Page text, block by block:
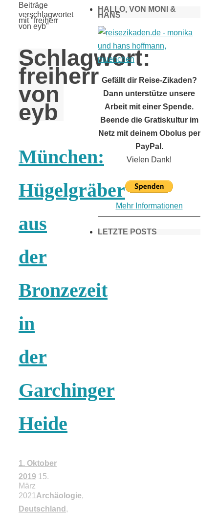
Start
Beiträge
verschlagwortet
mit "freiherr
von eyb"
Schlagwort:
freiherr
von
eyb
München:
Hügelgräber
aus
der
Bronzezeit
in
der
Garchinger
Heide
1. Oktober
2019 15.
März
2021Archäologie,
Deutschland ,
HALLO, VON MONI &
HANS
Gefällt dir Reise-Zikaden?
Dann unterstütze unsere
Arbeit mit einer Spende.
Beende die Gratiskultur im
Netz mit deinem Obolus per
PayPal.
Vielen Dank!
Mehr Informationen
LETZTE POSTS
München &
Ausflugsziele